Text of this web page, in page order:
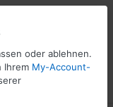
2
oder ablehnen.
Ihrem My-Account-